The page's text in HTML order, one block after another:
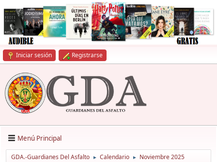
Iniciar sesión Registrarse
Menú Principal
GDA.-Guardianes Del Asfalto ► Calendario ► Noviembre 2025